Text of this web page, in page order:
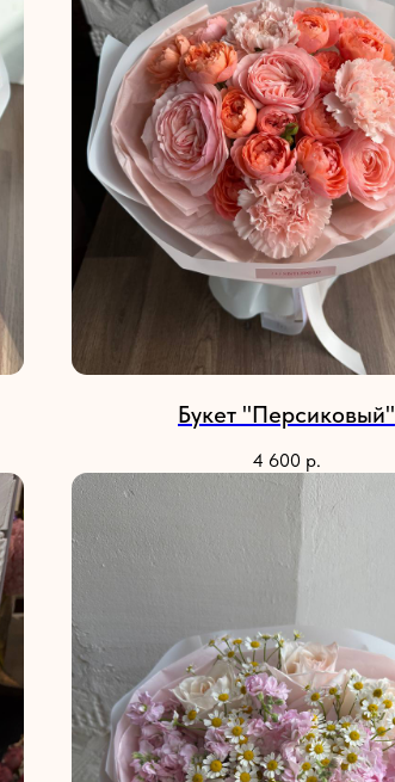
Букет "Персиковый"
4 600 р.